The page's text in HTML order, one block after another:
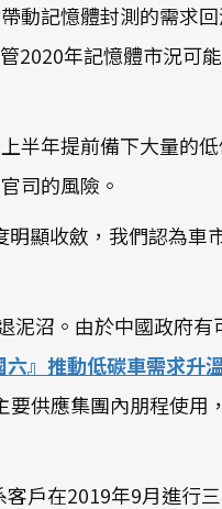
動記憶體封測的需求
年記憶體市況可
半年提前備下大量的
司的風險。
顯收斂，我們認為
沼。由於中國政府
六』推動低碳車需求升溫
供應集團內朋程使
戶在2019年9月進行